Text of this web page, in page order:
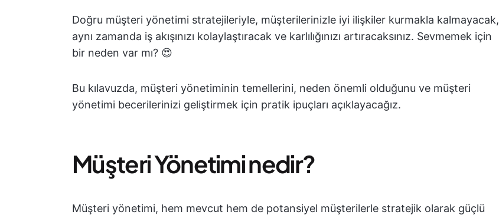
Doğru müşteri yönetimi stratejileriyle, müşterilerinizle iyi ilişkiler kurmakla kalmayacak,
aynı zamanda iş akışınızı kolaylaştıracak ve karlılığınızı artıracaksınız. Sevmemek için
bir neden var mı? 😍
Bu kılavuzda, müşteri yönetiminin temellerini, neden önemli olduğunu ve müşteri
yönetimi becerilerinizi geliştirmek için pratik ipuçları açıklayacağız.
Müşteri Yönetimi nedir?
Müşteri yönetimi, hem mevcut hem de potansiyel müşterilerle stratejik olarak güçlü